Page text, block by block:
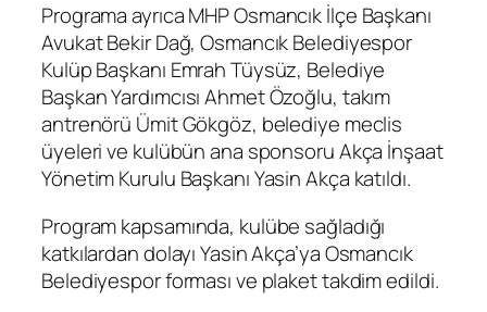
Programa ayrıca MHP Osmancık İlçe Başkanı
Avukat Bekir Dağ, Osmancık Belediyespor
Kulüp Başkanı Emrah Tüysüz, Belediye
Başkan Yardımcısı Ahmet Özoğlu, takım
antrenörü Ümit Gökgöz, belediye meclis
üyeleri ve kulübün ana sponsoru Akça İnşaat
Yönetim Kurulu Başkanı Yasin Akça katıldı.
Program kapsamında, kulübe sağladığı
katkılardan dolayı Yasin Akça’ya Osmancık
Belediyespor forması ve plaket takdim edildi.